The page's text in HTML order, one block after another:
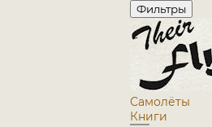
Фильтры
Самолёты
Книги